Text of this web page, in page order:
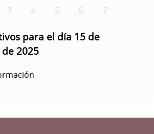
3 4 5 6 7
para el día 15 de
2025